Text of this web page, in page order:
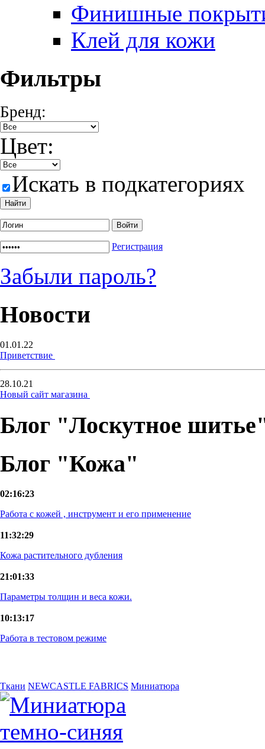
Финишные
Клей для кожи
Фильтры
Бренд:
Цвет:
Искать в подкатегориях
Регистрация
Забыли пароль?
Новости
01.01.22
Приветствие
28.10.21
Новый сайт магазина
Блог "Лоскутное
Блог "Кожа"
02:16:23
Работа с кожей , инструмент и его применение
11:32:29
Кожа растительного дубления
21:01:33
Параметры толщин и веса кожи.
10:13:17
Работа в тестовом режиме
Ткани NEWCASTLE FABRICS Миниатюра